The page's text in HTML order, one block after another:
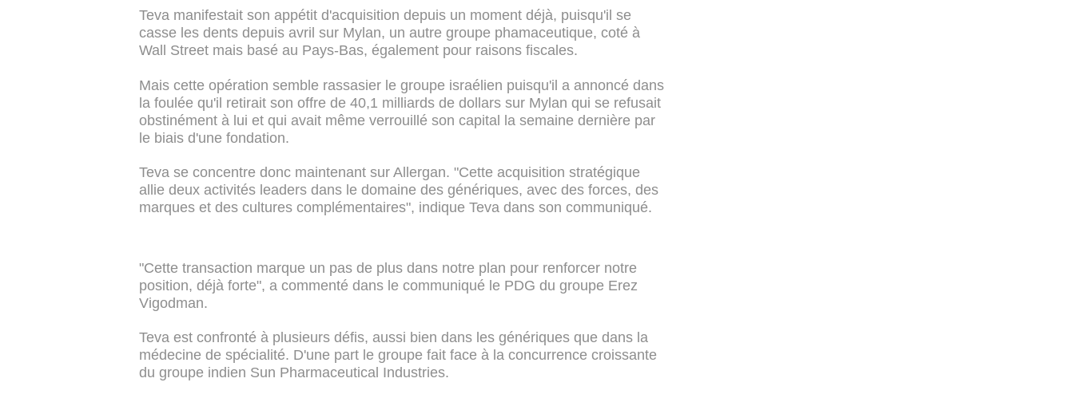
Teva manifestait son appétit d'acquisition depuis un moment déjà, puisqu'il se
casse les dents depuis avril sur Mylan, un autre groupe phamaceutique, coté à
Wall Street mais basé au Pays-Bas, également pour raisons fiscales.
Mais cette opération semble rassasier le groupe israélien puisqu'il a annoncé dans
la foulée qu'il retirait son offre de 40,1 milliards de dollars sur Mylan qui se refusait
obstinément à lui et qui avait même verrouillé son capital la semaine dernière par
le biais d'une fondation.
Teva se concentre donc maintenant sur Allergan. "Cette acquisition stratégique
allie deux activités leaders dans le domaine des génériques, avec des forces, des
marques et des cultures complémentaires", indique Teva dans son communiqué.
"Cette transaction marque un pas de plus dans notre plan pour renforcer notre
position, déjà forte", a commenté dans le communiqué le PDG du groupe Erez
Vigodman.
Teva est confronté à plusieurs défis, aussi bien dans les génériques que dans la
médecine de spécialité. D'une part le groupe fait face à la concurrence croissante
du groupe indien Sun Pharmaceutical Industries.